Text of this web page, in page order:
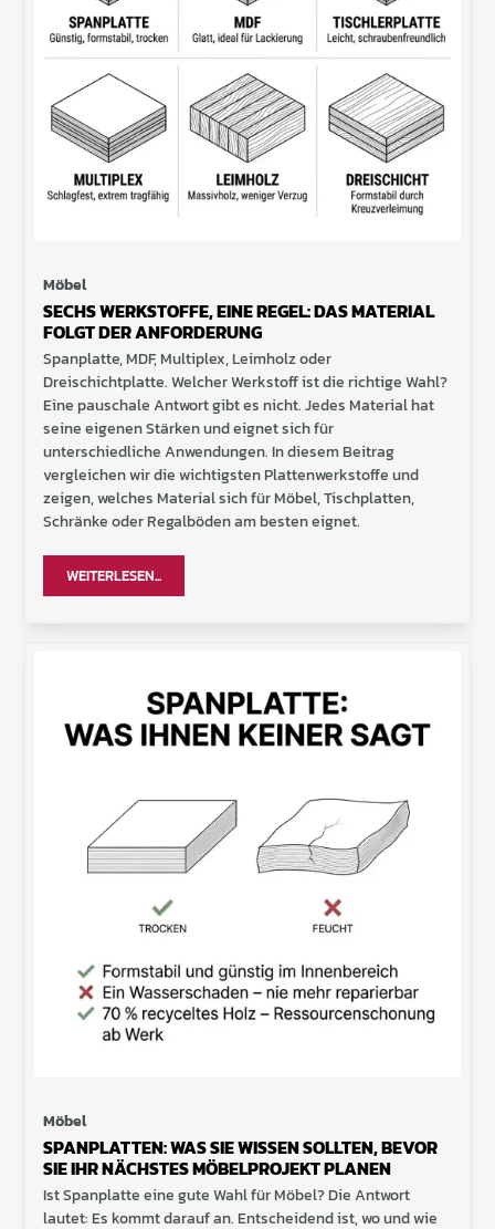
Möbel
SECHS WERKSTOFFE, EINE REGEL: DAS MATERIAL
FOLGT DER ANFORDERUNG
Spanplatte, MDF, Multiplex, Leimholz oder
Dreischichtplatte. Welcher Werkstoff ist die richtige Wahl?
Eine pauschale Antwort gibt es nicht. Jedes Material hat
seine eigenen Stärken und eignet sich für
unterschiedliche Anwendungen. In diesem Beitrag
vergleichen wir die wichtigsten Plattenwerkstoffe und
zeigen, welches Material sich für Möbel, Tischplatten,
Schränke oder Regalböden am besten eignet.
WEITERLESEN...
Möbel
SPANPLATTEN: WAS SIE WISSEN SOLLTEN, BEVOR
SIE IHR NÄCHSTES MÖBELPROJEKT PLANEN
Ist Spanplatte eine gute Wahl für Möbel? Die Antwort
lautet: Es kommt darauf an. Entscheidend ist, wo und wie